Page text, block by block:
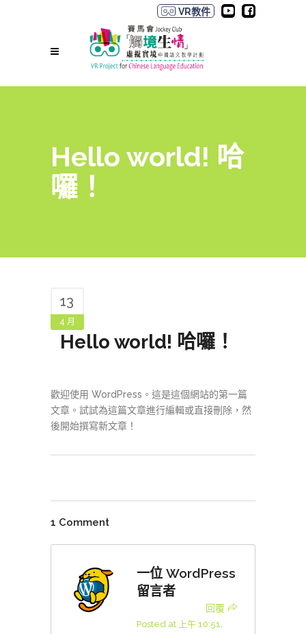
VR教件
Hello world! 哈
囉！
13
4 月
Hello world! 哈囉！
歡迎使用 WordPress。這是這個網站的第一篇
文章。試試為這篇文章進行編輯或直接刪除，然
後開始撰寫新文章！
1 Comment
一位 WordPress
留言者
回覆
Posted at 上午 10:51,